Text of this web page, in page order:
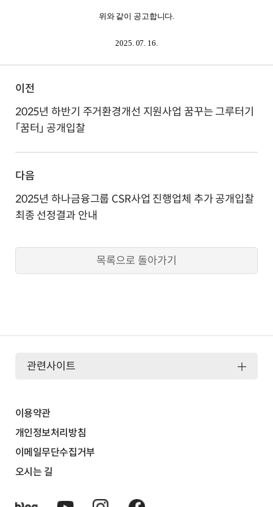
위와 같이 공고합니다.
2025. 07. 16.
이전
2025년 하반기 주거환경개선 지원사업 꿈꾸는 그루터기
「꿈터」 공개입찰
다음
2025년 하나금융그룹 CSR사업 진행업체 추가 공개입찰
최종 선정결과 안내
목록으로 돌아가기
이용약관
개인정보처리방침
이메일무단수집거부
오시는 길
관련사이트